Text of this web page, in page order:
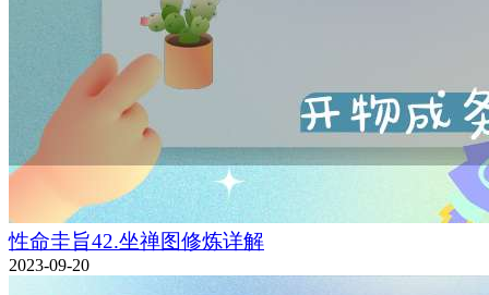
性命圭旨42.坐禅图修炼详解
2023-09-20